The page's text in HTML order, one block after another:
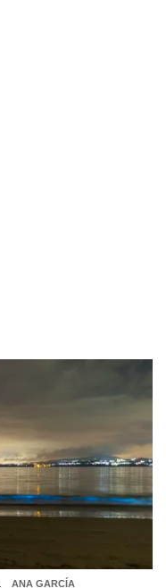
ANA GARCÍA